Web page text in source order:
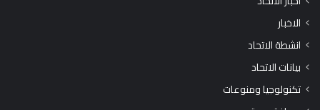
الاخبار
انشطة الاتحاد
بيانات الاتحاد
تكنولوجيا ومنوعات